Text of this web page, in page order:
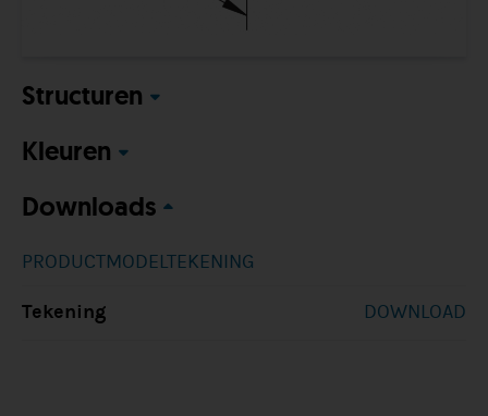
Structuren
Kleuren
Downloads
PRODUCTMODELTEKENING
Tekening DOWNLOAD